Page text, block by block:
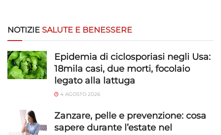
NOTIZIE SALUTE E BENESSERE
Epidemia di ciclosporiasi negli Usa:
18mila casi, due morti, focolaio
legato alla lattuga
4 AGOSTO 2026
Zanzare, pelle e prevenzione: cosa
sapere durante l’estate nel